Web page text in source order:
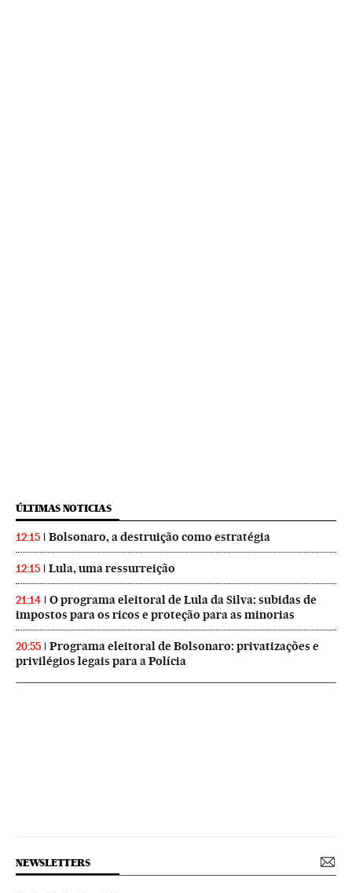
ÚLTIMAS NOTICIAS
12:15 Bolsonaro, a destruição como estratégia
12:15 Lula, uma ressurreição
21:14
O programa eleitoral de Lula da Silva: subidas de
impostos para os ricos e proteção para as minorias
20:55
Programa eleitoral de Bolsonaro: privatizações e
privilégios legais para a Polícia
NEWSLETTERS